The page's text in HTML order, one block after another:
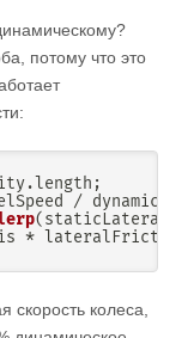
потому что это
. length ;
/
(
*
скорость колеса,